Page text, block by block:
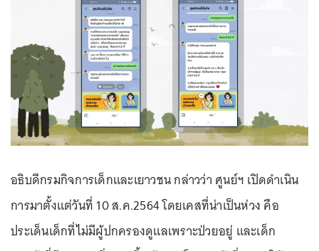
อธิบดีกรมกิจการเด็กและเยาวชน กล่าวว่า ศูนย์ฯ เปิดดำเนิน
การมาตั้งแต่วันที่ 10 ส.ค.2564 โดยเคสที่น่าเป็นห่วง คือ
ประเด็นเด็กที่ไม่มีผู้ปกครองดูแลเพราะป่วยอยู่ และเด็ก